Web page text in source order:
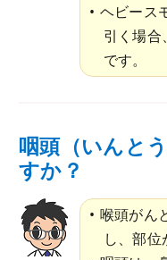
ヘビース
引く場合
です。
咽頭（いんと
すか？
喉頭がん
し、部位